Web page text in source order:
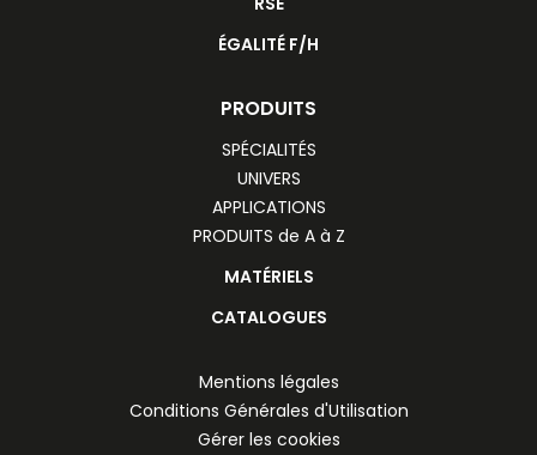
ÉGALITÉ F/H
PRODUITS
SPÉCIALITÉS
UNIVERS
APPLICATIONS
PRODUITS de A à Z
MATÉRIELS
CATALOGUES
Mentions légales
Conditions Générales d'Utilisation
Gérer les cookies